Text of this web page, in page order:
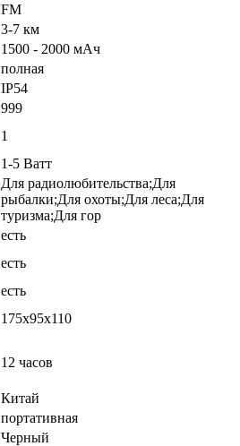
FM
3-7 км
1500 - 2000 мАч
полная
IP54
999
1
1-5 Ватт
Для радиолюбительства;Для
рыбалки;Для охоты;Для леса;Для
туризма;Для гор
есть
есть
есть
175x95x110
12 часов
Китай
портативная
Черный